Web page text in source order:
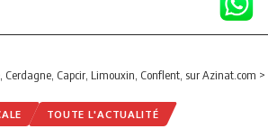
Cerdagne, Capcir, Limouxin, Conflent, sur Azinat.com >
TOUTE L'ACTUALITÉ